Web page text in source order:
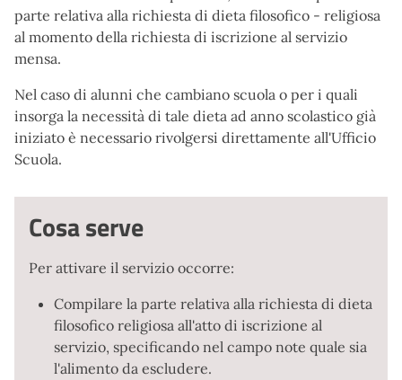
parte relativa alla richiesta di dieta filosofico - religiosa
al momento della richiesta di iscrizione al servizio
mensa.
Nel caso di alunni che cambiano scuola o per i quali
insorga la necessità di tale dieta ad anno scolastico già
iniziato è necessario rivolgersi direttamente all'Ufficio
Scuola.
Cosa serve
Per attivare il servizio occorre:
Compilare la parte relativa alla richiesta di dieta
filosofico religiosa all'atto di iscrizione al
servizio, specificando nel campo note quale sia
l'alimento da escludere.